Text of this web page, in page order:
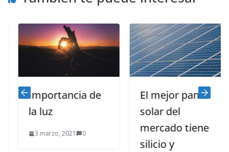
Importancia de
la luz
3 marzo, 2021 0
El mejor panel
solar del
mercado tiene
silicio y